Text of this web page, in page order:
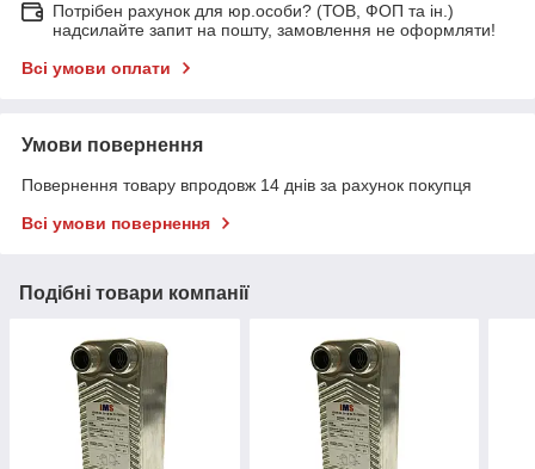
Потрібен рахунок для юр.особи? (ТОВ, ФОП та ін.)
надсилайте запит на пошту, замовлення не оформляти!
Всі умови оплати
Умови повернення
Повернення товару впродовж 14 днів за рахунок покупця
Всі умови повернення
Подібні товари компанії